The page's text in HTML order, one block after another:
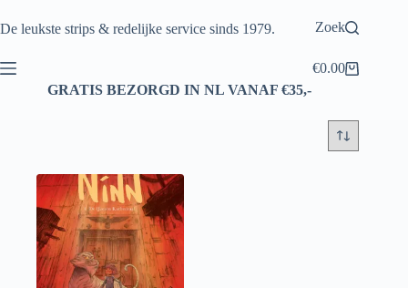
naar
De leukste strips & redelijke service sinds 1979. Zoek
Winkelwagen
€0.00
GRATIS BEZORGD IN NL VANAF €35,-